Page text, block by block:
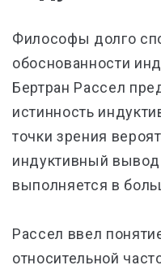
Философы долго
обоснованности
Бертран Рассел
истинность
точки зрения
индуктивный вывод
выполняется в
Рассел ввел
относительной